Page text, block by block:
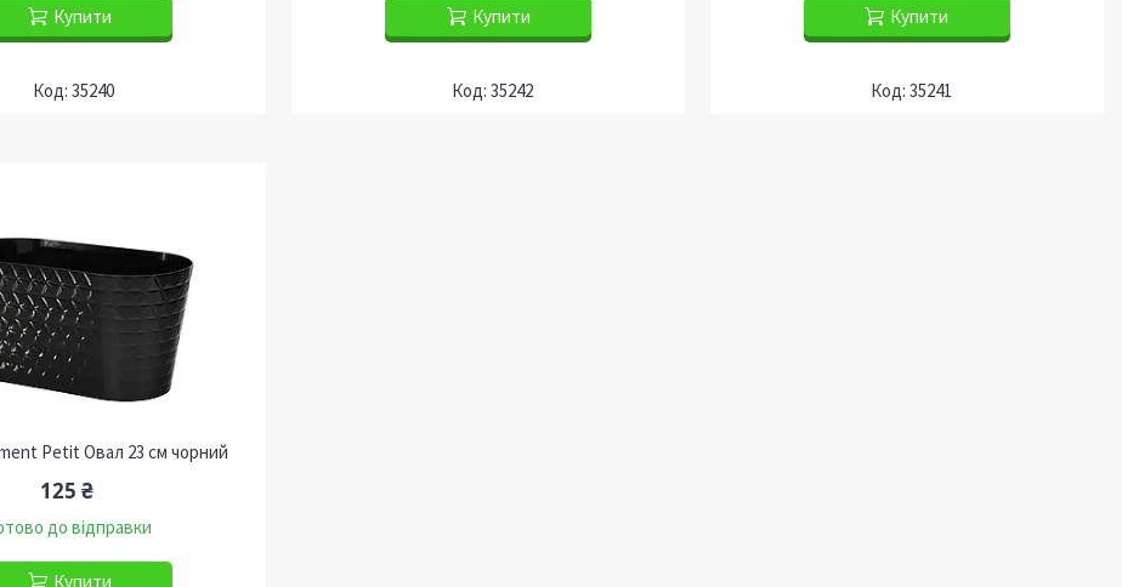
Купити
35240
Купити
35242
Купити
35241
Petit Овал 23 см чорний
125 ₴
до відправки
Купити